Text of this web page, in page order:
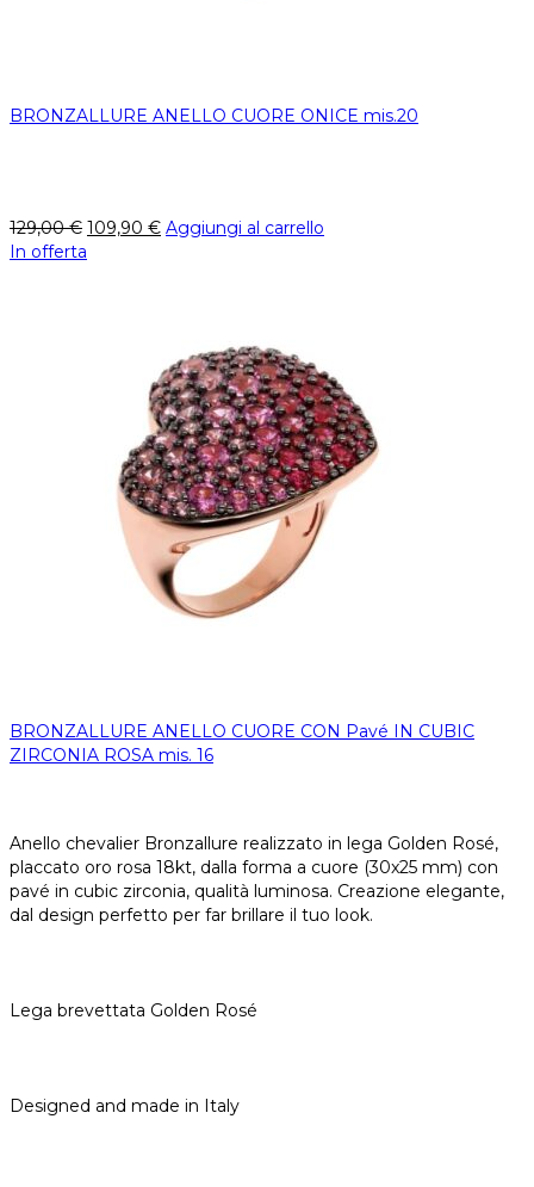
BRONZALLURE ANELLO CUORE ONICE mis.20
129,00€ 109,90 € Aggiungi al carrello
In offerta
BRONZALLURE ANELLO CUORE CON Pavé IN CUBIC
ZIRCONIA ROSA mis. 16
Anello chevalier Bronzallure realizzato in lega Golden Rosé,
placcato oro rosa 18kt, dalla forma a cuore (30x25 mm) con
pavé in cubic zirconia, qualità luminosa. Creazione elegante,
dal design perfetto per far brillare il tuo look.
Lega brevettata Golden Rosé
Designed and made in Italy